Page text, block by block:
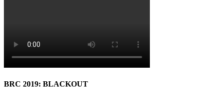
BRC 2019: BLACKOUT